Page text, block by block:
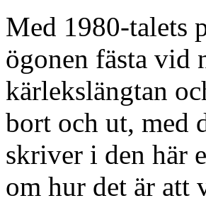
Med 1980-talets
ögonen fästa vid
kärlekslängtan
bort och ut, med
skriver i den här
om hur det är att